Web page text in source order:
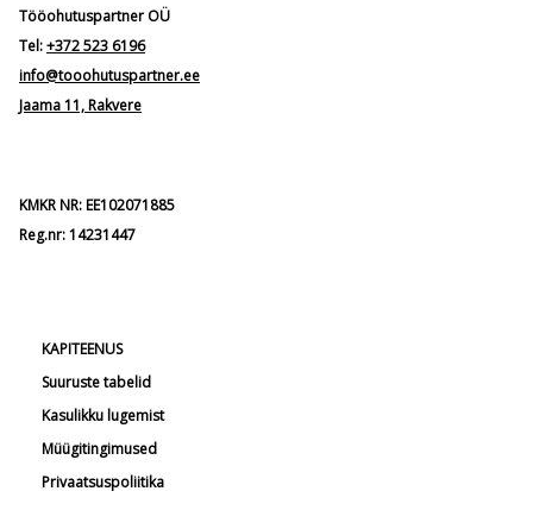
Tööohutuspartner OÜ
Tel:+372 523 6196
info@tooohutuspartner.ee
Jaama 11, Rakvere
KMKR NR: EE102071885
Reg.nr: 14231447
KAPITEENUS
Suuruste tabelid
Kasulikku lugemist
Müügitingimused
Privaatsuspoliitika